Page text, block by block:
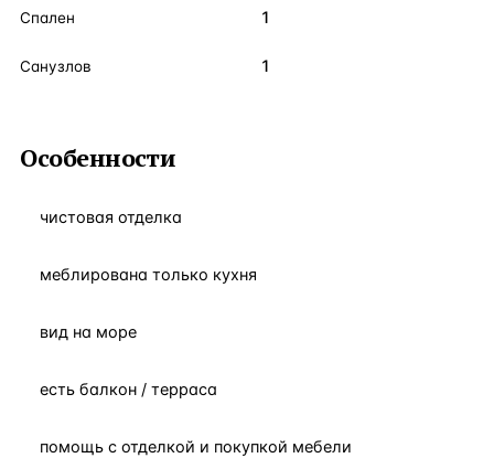
Спален 1
Санузлов 1
Особенности
чистовая отделка
меблирована только кухня
вид на море
есть балкон / терраса
помощь с отделкой и покупкой мебели